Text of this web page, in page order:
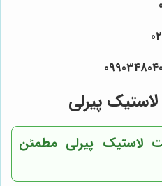
پیرلی
لاستیک پیرلی مطمئن